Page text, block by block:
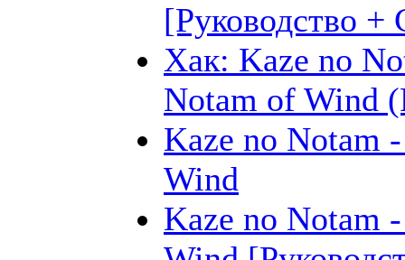
[Руководство +
Хак: Kaze no
Notam of Wind
Kaze no Notam
Wind
Kaze no Notam